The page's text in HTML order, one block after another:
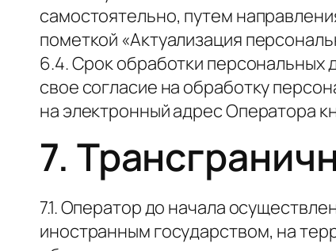
самостоятельно, путем
пометкой «Актуализация
6.4. Срок обработки
свое согласие на обработку
на электронный адрес Оператора
7.
7.1. Оператор до начала
иностранным государством, на